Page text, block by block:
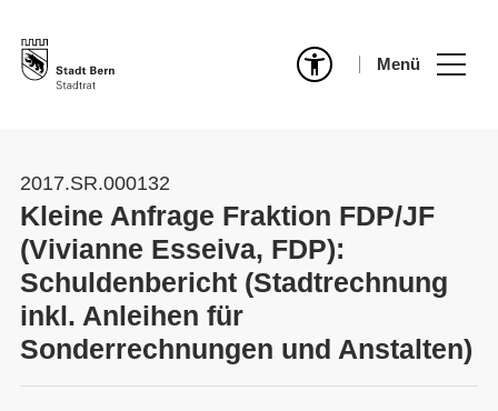
Menü
2017.SR.000132
Kleine Anfrage Fraktion FDP/JF
(Vivianne Esseiva, FDP):
Schuldenbericht (Stadtrechnung
inkl. Anleihen für
Sonderrechnungen und Anstalten)